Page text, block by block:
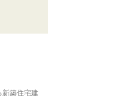
築住宅建